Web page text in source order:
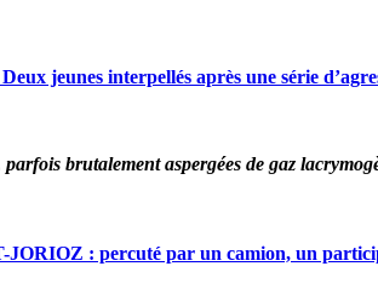
jeunes interpellés après une série
brutalement aspergées de gaz
: percuté par un camion, un